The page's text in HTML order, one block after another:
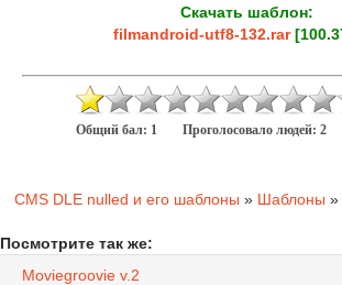
Скачать шаблон:
filmandroid-utf8-132.rar
Общий бал: 1 Проголосовало людей: 2
CMS DLE nulled и его шаблоны » Шаблоны »
Посмотрите так же:
Moviegroovie v.2